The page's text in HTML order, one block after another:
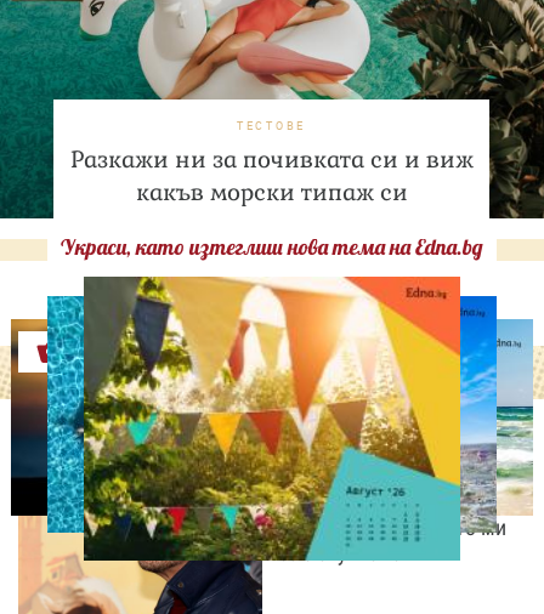
ТЕСТОВЕ
Разкажи ни за почивката си и виж
какъв морски типаж си
Украси, като изтеглиш нова тема на Edna.bg
Оферти
ИЗВЕСТНИ
Антонио Бандерас:
Инфарктът беше най-
хубавото нещо, което ми
се е случвало